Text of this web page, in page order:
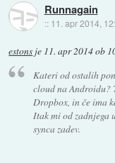
Runnagain
:: 11. apr 2014,
estons je 11. apr 2014 ob
Kateri od ostalih
cloud na Androidu?
Dropbox, in če ima
Itak mi od zadnjega
synca zadev.